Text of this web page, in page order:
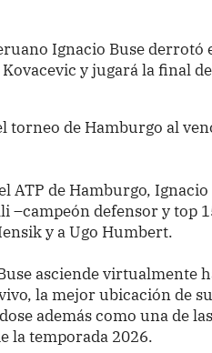
Ignacio Buse derrotó
y jugará la final
torneo de Hamburgo al
ATP de Hamburgo, Ignacio
–campeón defensor y top
y a Ugo Humbert.
asciende virtualmente
la mejor ubicación de
además como una de
la temporada 2026.